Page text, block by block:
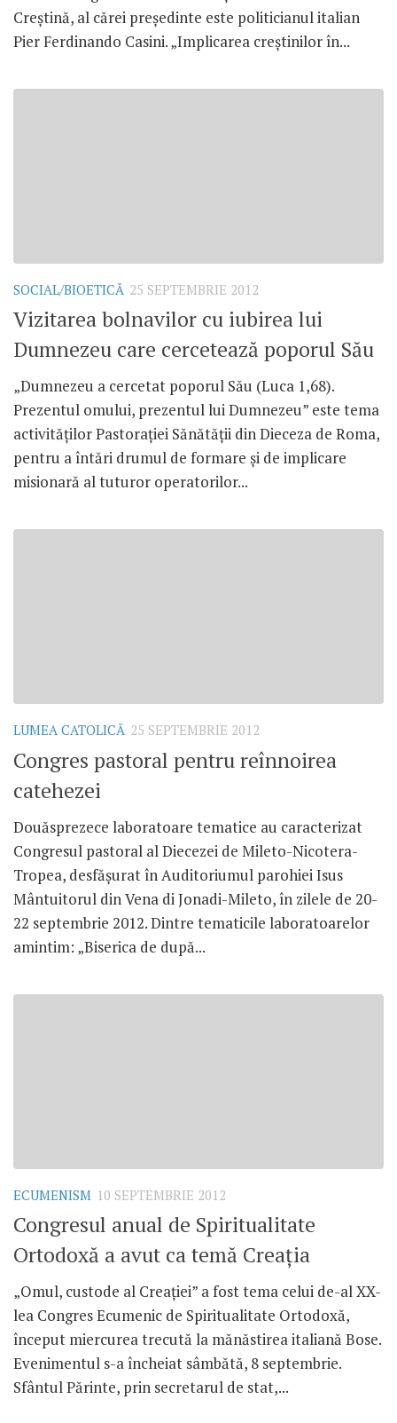
Creştină, al cărei preşedinte este politicianul italian
Pier Ferdinando Casini. „Implicarea creştinilor în...
SOCIAL/BIOETICĂ 25 SEPTEMBRIE 2012
Vizitarea bolnavilor cu iubirea lui
Dumnezeu care cercetează poporul Său
„Dumnezeu a cercetat poporul Său (Luca 1,68).
Prezentul omului, prezentul lui Dumnezeu” este tema
activităţilor Pastoraţiei Sănătăţii din Dieceza de Roma,
pentru a întări drumul de formare şi de implicare
misionară al tuturor operatorilor...
LUMEA CATOLICĂ 25 SEPTEMBRIE 2012
Congres pastoral pentru reînnoirea
catehezei
Douăsprezece laboratoare tematice au caracterizat
Congresul pastoral al Diecezei de Mileto-Nicotera-
Tropea, desfăşurat în Auditoriumul parohiei Isus
Mântuitorul din Vena di Jonadi-Mileto, în zilele de 20-
22 septembrie 2012. Dintre tematicile laboratoarelor
amintim: „Biserica de după...
ECUMENISM 10 SEPTEMBRIE 2012
Congresul anual de Spiritualitate
Ortodoxă a avut ca temă Creaţia
„Omul, custode al Creaţiei” a fost tema celui de-al XX-
lea Congres Ecumenic de Spiritualitate Ortodoxă,
început miercurea trecută la mănăstirea italiană Bose.
Evenimentul s-a încheiat sâmbătă, 8 septembrie.
Sfântul Părinte, prin secretarul de stat,...